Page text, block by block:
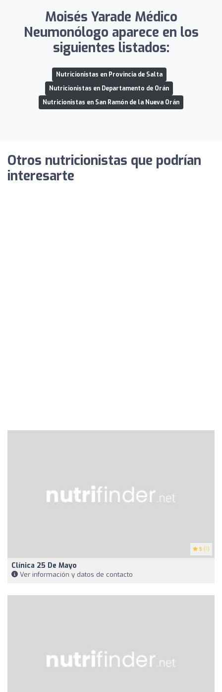
Moisés Yarade Médico
Neumonólogo aparece en los
siguientes listados:
Nutricionistas en Provincia de Salta
Nutricionistas en Departamento de Orán
Nutricionistas en San Ramón de la Nueva Orán
Otros nutricionistas que podrían
interesarte
5 (1)
Clínica 25 De Mayo
Ver información y datos de contacto